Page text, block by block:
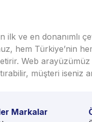
ilk ve en donanımlı
hem Türkiye’nin
Web arayüzümüz
müşteri iseniz
Markalar